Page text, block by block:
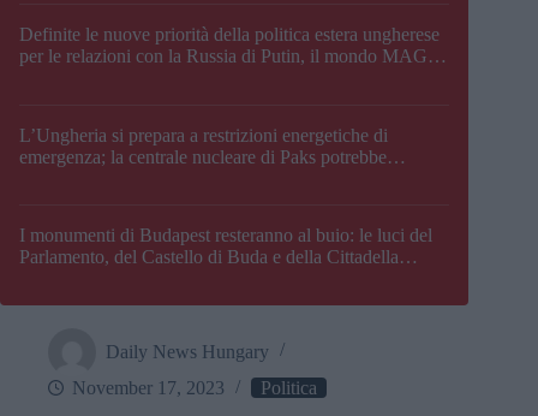
Definite le nuove priorità della politica estera ungherese
per le relazioni con la Russia di Putin, il mondo MAGA,
L’Ungheria si prepara a restrizioni energetiche di
emergenza; la centrale nucleare di Paks potrebbe
I monumenti di Budapest resteranno al buio: le luci del
Parlamento, del Castello di Buda e della Cittadella
Daily News Hungary
November 17, 2023
Politica